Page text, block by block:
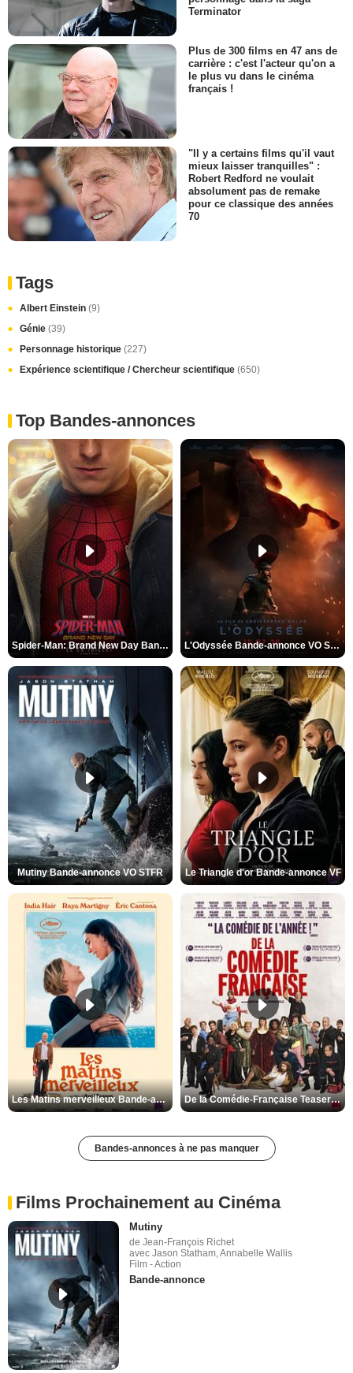
Terminator
Plus de 300 films en 47 ans de
carrière : c'est l'acteur qu'on a
le plus vu dans le cinéma
français !
"Il y a certains films qu'il vaut
mieux laisser tranquilles" :
Robert Redford ne voulait
absolument pas de remake
pour ce classique des années
70
Tags
Albert Einstein (9)
Génie (39)
Personnage historique (227)
Expérience scientifique / Chercheur scientifique (650)
Top Bandes-annonces
Spider-Man: Brand New Day Bande-annonce VO STFR L'Odyssée Bande-annonce VO STFR
Mutiny Bande-annonce VO STFR Le Triangle d'or Bande-annonce VF
Les Matins merveilleux Bande-annonce VF De la Comédie-Française Teaser VF
Bandes-annonces à ne pas manquer
Films Prochainement au Cinéma
Mutiny
de Jean-François Richet
avec Jason Statham, Annabelle Wallis
Film - Action
Bande-annonce